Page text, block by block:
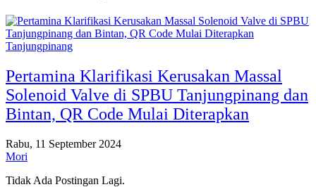
Tanjungpinang
Pertamina Klarifikasi Kerusakan Massal
Solenoid Valve di SPBU Tanjungpinang dan
Bintan, QR Code Mulai Diterapkan
Rabu, 11 September 2024
Mori
Tidak Ada Postingan Lagi.